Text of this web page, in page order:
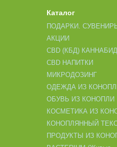
Каталог
ПОДАРКИ.
АКЦИИ
CBD (КБД)
CBD НАПИТКИ
МИКРОДОЗИНГ
ОДЕЖДА ИЗ
ОБУВЬ ИЗ КОНОПЛИ
КОСМЕТИКА ИЗ
КОНОПЛЯННЫЙ
ПРОДУКТЫ ИЗ